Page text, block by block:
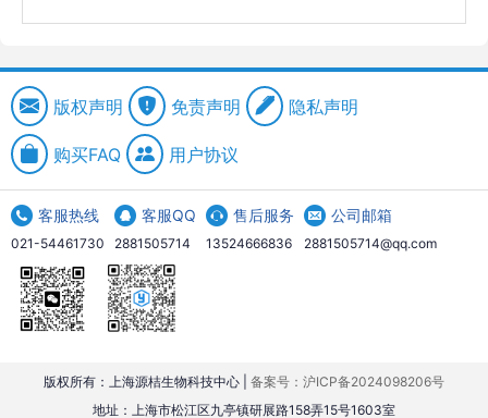
版权声明 免责声明 隐私声明
购买FAQ 用户协议
客服热线
021-54461730
客服QQ
2881505714
售后服务
13524666836
公司邮箱
2881505714@qq.com
版权所有：上海源桔生物科技中心 | 备案号：沪ICP备2024098206号
地址：上海市松江区九亭镇研展路158弄15号1603室